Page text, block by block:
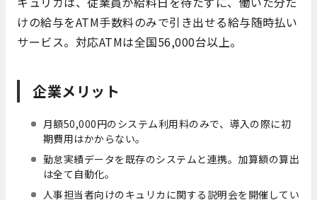
けの給与をATM手数料のみで引き出せる給与随時払い
サービス。対応ATMは全国56,000台以上。
企業メリット
月額50,000円のシステム利用料のみで、導入の際に初
期費用はかからない。
勤怠実績データを既存のシステムと連携。加算額の算出
は全て自動化。
人事担当者向けのキュリカに関する説明会を開催してい